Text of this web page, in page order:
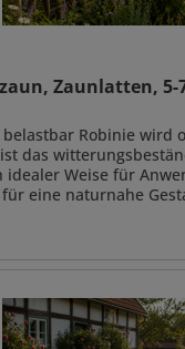
Zaunlatten, 5-
Robinie wird
das
idealer Weise für
eine naturnahe